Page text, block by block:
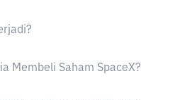
Membeli Saham SpaceX?